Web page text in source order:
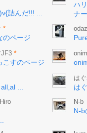
詰んだ!!! ...
ハ
ナ
*
のページ
JF3 *
こすのページ
...
は
は
N-b
N-b